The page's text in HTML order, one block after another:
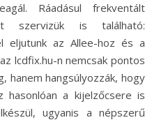
Ráadásul frekventált
szervizük is található:
eljutunk az Allee-hoz és a
lcdfix.hu-n nemcsak pontos
hanem hangsúlyozzák, hogy
hasonlóan a kijelzőcsere is
ugyanis a népszerű